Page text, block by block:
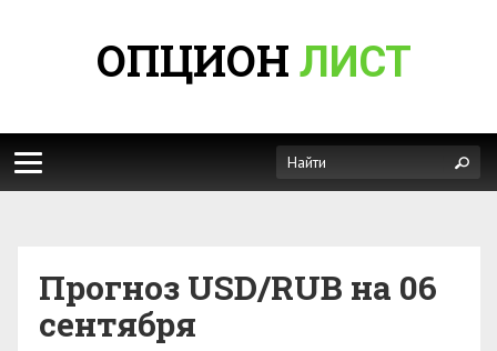
ОПЦИОН ЛИСТ
Прогноз USD/RUB на 06
сентября